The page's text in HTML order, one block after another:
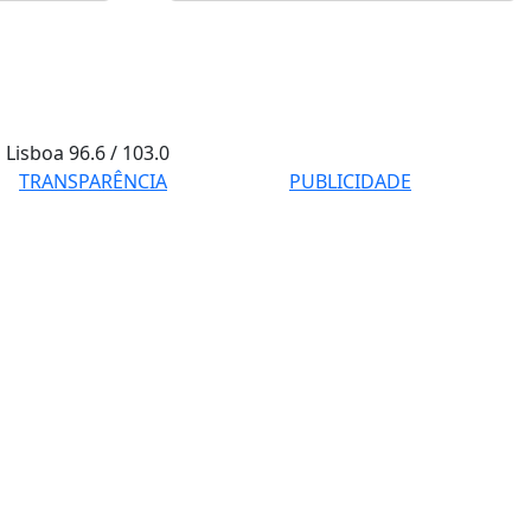
Lisboa96.6 / 103.0
TRANSPARÊNCIA
PUBLICIDADE